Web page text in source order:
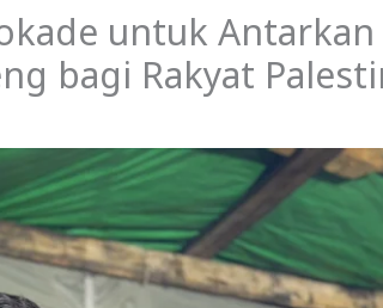
untuk
bagi Rakyat